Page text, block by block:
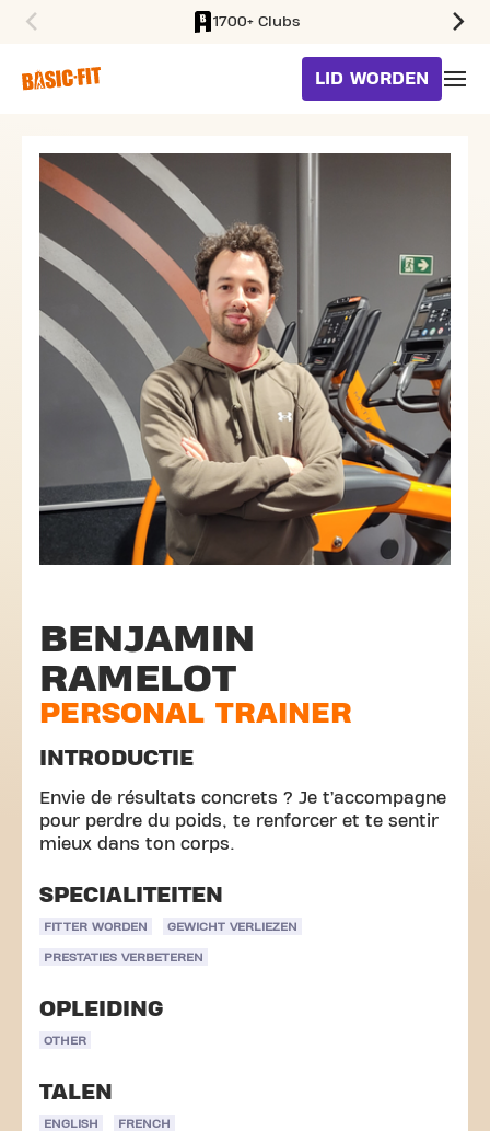
1700+ Clubs
LID WORDEN
BENJAMIN
RAMELOT
PERSONAL TRAINER
INTRODUCTIE
Envie de résultats concrets ? Je t’accompagne
pour perdre du poids, te renforcer et te sentir
mieux dans ton corps.
SPECIALITEITEN
FITTER WORDEN GEWICHT VERLIEZEN
PRESTATIES VERBETEREN
OPLEIDING
OTHER
TALEN
ENGLISH FRENCH